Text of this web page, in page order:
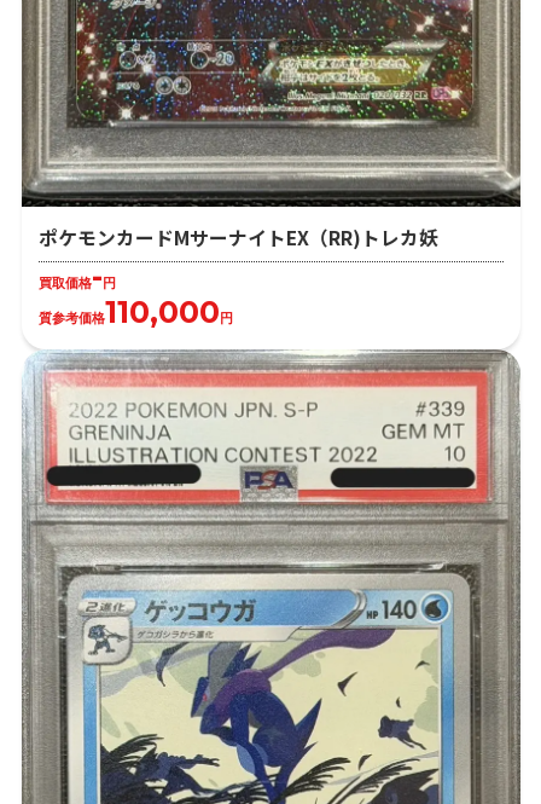
ポケモンカードMサーナイトEX（RR)トレカ妖
買取価格- 円
質参考価格110,000 円